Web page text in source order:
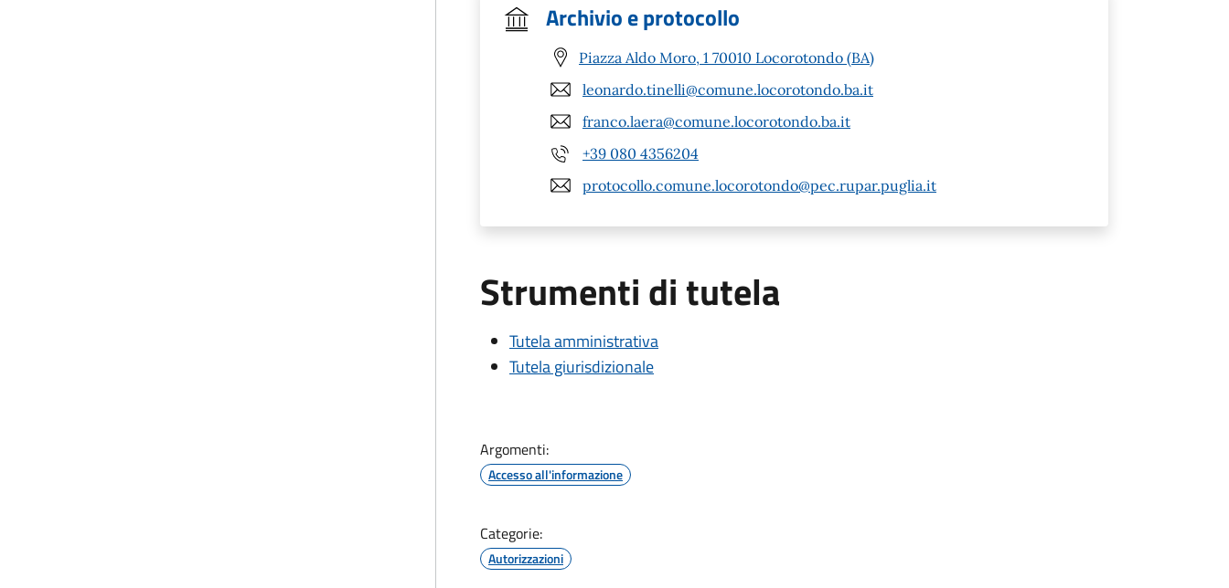
Archivio e protocollo
Piazza Aldo Moro, 1 70010 Locorotondo (BA)
leonardo.tinelli@comune.locorotondo.ba.it
franco.laera@comune.locorotondo.ba.it
+39 080 4356204
protocollo.comune.locorotondo@pec.rupar.puglia.it
Strumenti di tutela
Tutela amministrativa
Tutela giurisdizionale
Argomenti:
Accesso all'informazione
Categorie:
Autorizzazioni